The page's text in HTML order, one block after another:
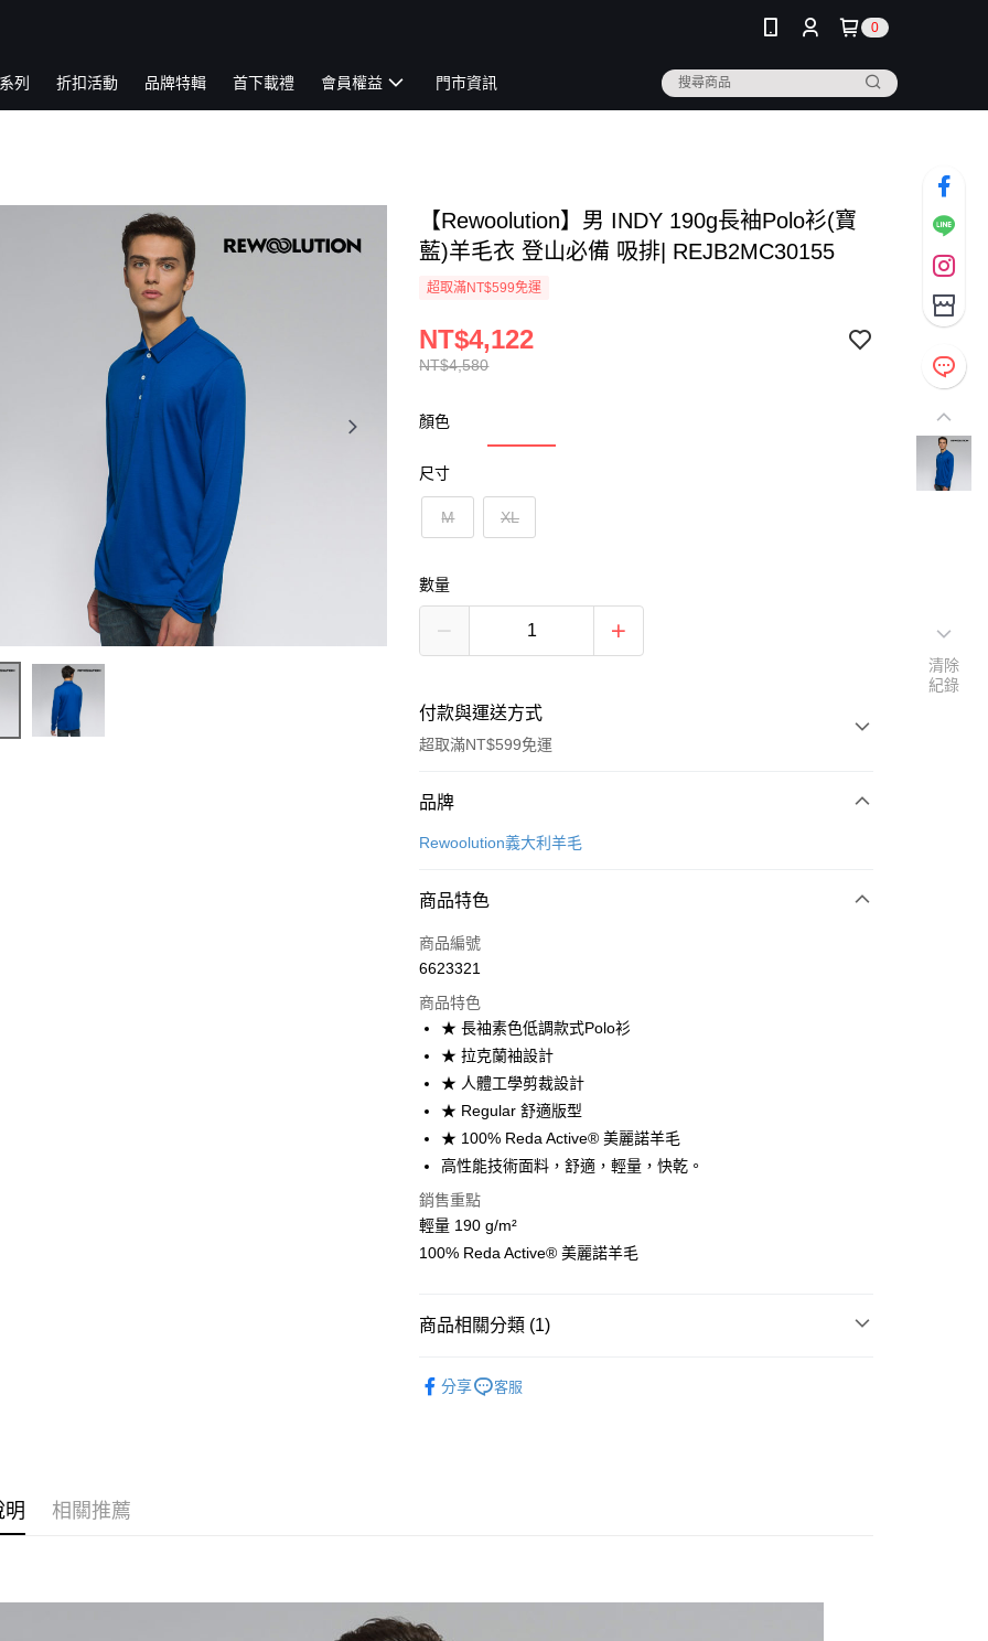
0
列 折扣活動 品牌特輯 首下載禮 會員權益 門市資訊
【Rewoolution】男 INDY 190g長袖Polo衫(寶
藍)羊毛衣 登山必備 吸排| REJB2MC30155
超取滿NT$599免運
NT$4,580
NT$4,122
顏色
尺寸
M XL
數量
付款與運送方式
超取滿NT$599免運
付款方式
信用卡一次付款
Apple Pay
街口支付
悠遊付
Google Pay
AFTEE先享後付
相關說明
【關於「AFTEE先享後付」】
AFTEE先享後付是「在收到商品之後才付款」的支付方式。 讓您購物簡單
便利好安心！
３．安心：先確認商品／服務後，再付款。
１．於結帳方式選擇「AFTEE先享後付」後，將跳轉至「AFTEE先享後
付」結帳頁面，進行簡訊認證並確認金額後，即可完成結帳。
１．透過由恩沛科技股份有限公司提供之「AFTEE先享後付」服務完成之
ATM付款
每筆NT$60，滿NT$599(含以上)免運費
7-11取貨付款
品牌
Rewoolution義大利羊毛
商品特色
商品編號
6623321
商品特色
★ 長袖素色低調款式Polo衫
★ 拉克蘭袖設計
★ 人體工學剪裁設計
★ Regular 舒適版型
★ 100% Reda Active® 美麗諾羊毛
高性能技術面料，舒適，輕量，快乾。
銷售重點
輕量 190 g/m²
100% Reda Active® 美麗諾羊毛
商品相關分類 (1)
分享
客服
明 相關推薦
清除
紀錄